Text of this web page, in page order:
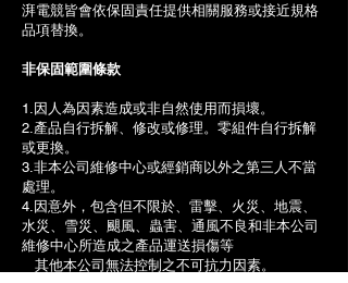
湃電競皆會依保固責任提供相關服務或接近規格
品項替換。
非保固範圍條款
1.因人為因素造成或非自然使用而損壞。
2.產品自行拆解、修改或修理。零組件自行拆解
或更換。
3.非本公司維修中心或經銷商以外之第三人不當
處理。
4.因意外，包含但不限於、雷擊、火災、地震、
水災、雪災、颶風、蟲害、通風不良和非本公司
維修中心所造成之產品運送損傷等
其他本公司無法控制之不可抗力因素。